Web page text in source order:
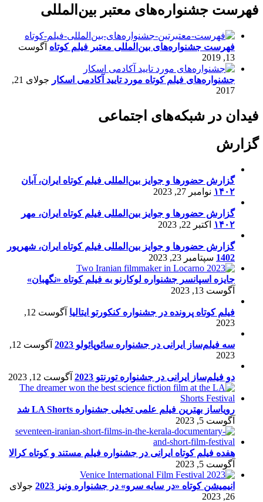
فهرست جشنواره‌های معتبر بین‌المللی
فهرست جشنواره‌های بین‌المللی معتبر فیلم کوتاه آگوست
13, 2019
جشنواره‌های فیلم کوتاه مورد تایید آکادمی اسکار
جولای 21,
2017
فیدان در شبکه‌های اجتماعی
گزارش
گزارش حضورها و جوایز بین‌المللی فیلم کوتاه ایران، آبان
۱۴۰۲ نوامبر 27, 2023
گزارش حضورها و جوایز بین‌المللی فیلم کوتاه ایران، مهر
۱۴۰۲ اکتبر 22, 2023
گزارش حضورها و جوایز بین‌المللی فیلم کوتاه ایران، شهریور
1402 سپتامبر 23, 2023
جایزه اسپانسر جشنواره لوکارنو به فیلم کوتاه «نگهبان»
آگوست 13, 2023
فیلم کوتاه پرونده در جشنواره کنکورتو ایتالیا
آگوست 12,
2023
سه فیلم‌ساز ایرانی در جشنواره سائوپائولو 2023
آگوست 12,
2023
دو فیلم‌ساز ایرانی در جشنواره تورنتو 2023 آگوست 12, 2023
رویاساز بهترین فیلم علمی تخیلی جشنواره LA Shorts شد
آگوست 5, 2023
هفده فیلم کوتاه ایرانی در جشنواره فیلم مستند و کوتاه کرالا
آگوست 5, 2023
انیمیشن کوتاه «در سایه سرو» در جشنواره ونیز 2023
جولای
26, 2023